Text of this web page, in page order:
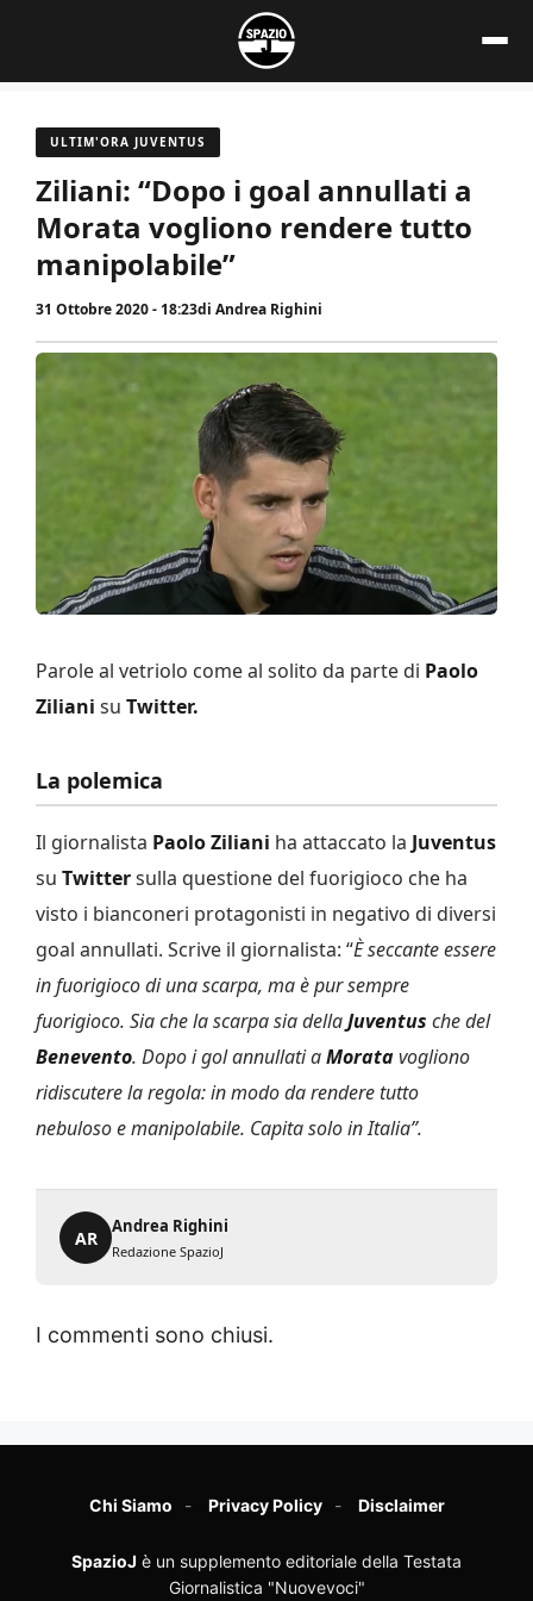
contenuto
ULTIM'ORA JUVENTUS
Ziliani: “Dopo i goal annullati a
Morata vogliono rendere tutto
manipolabile”
31 Ottobre 2020 - 18:23di Andrea Righini
Parole al vetriolo come al solito da parte di Paolo
Ziliani su Twitter.
La polemica
Il giornalista Paolo Ziliani ha attaccato la Juventus
su Twittersulla questione del fuorigioco che ha
visto i bianconeri protagonisti in negativo di diversi
goal annullati. Scrive il giornalista: “È seccante essere
in fuorigioco di una scarpa, ma è pur sempre
fuorigioco. Sia che la scarpa sia dellaJuventus che del
Benevento. Dopo i gol annullati aMoratavogliono
ridiscutere la regola: in modo da rendere tutto
nebuloso e manipolabile. Capita solo in Italia”.
AR
Andrea Righini
Redazione SpazioJ
I commenti sono chiusi.
Chi Siamo Privacy Policy Disclaimer
SpazioJ è un supplemento editoriale della Testata
Giornalistica "Nuovevoci"